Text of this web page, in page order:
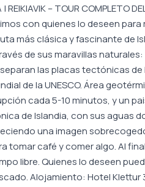
| REIKIAVIK – TOUR COMPLETO
con quienes lo deseen para
más clásica y fascinante de
de sus maravillas
las placas tectónicas
de la UNESCO. Área
cada 5-10 minutos, y un
de Islandia, con sus aguas
una imagen
tomar café y comer algo. Al
libre. Quienes lo deseen
Alojamiento: Hotel Klettur